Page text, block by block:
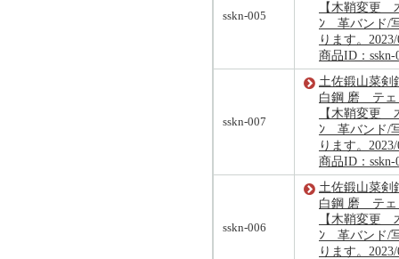
sskn-005
【木鞘変更
ﾝ 革バンド/
ります。
商品ID：sskn-
sskn-007
土佐鍛山菜剣
白鋼 磨 テェ
【木鞘変更
ﾝ 革バンド/
ります。
商品ID：sskn-
sskn-006
土佐鍛山菜剣
白鋼 磨 テェ
【木鞘変更
ﾝ 革バンド/
ります。